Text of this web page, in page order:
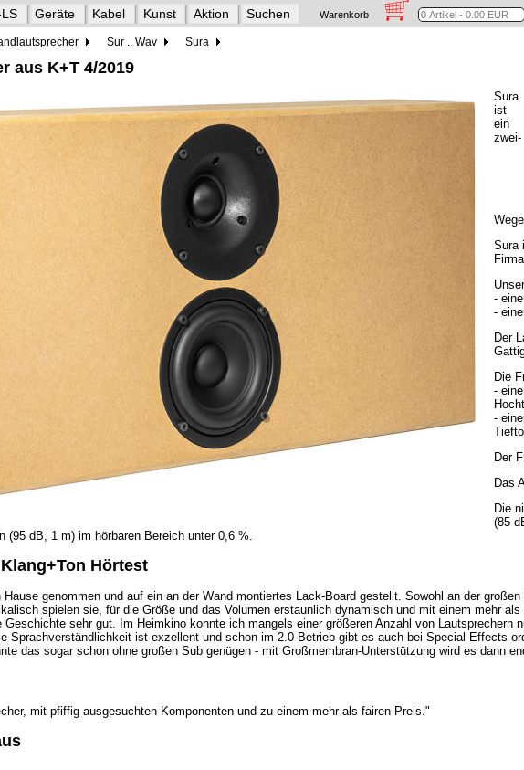
Geräte Kabel Kunst Aktion Suchen Warenkorb
Sur .. Wav Sura
aus K+T 4/2019
Sura
ist
ein
zwei-
Sura
-
-
Der
Die
-
-
Der
Das
Die
(85
(95 dB, 1 m) im hörbaren Bereich unter 0,6 %.
Hörtest
genommen und auf ein an der Wand montiertes Lack-Board gestellt. Sowohl an der
spielen sie, für die Größe und das Volumen erstaunlich dynamisch und mit einem mehr
sehr gut. Im Heimkino konnte ich mangels einer größeren Anzahl von Lautsprechern
Sprachverständlichkeit ist exzellent und schon im 2.0-Betrieb gibt es auch bei Special Effects
das sogar schon ohne großen Sub genügen - mit Großmembran-Unterstützung wird es dann
mit pfiffig ausgesuchten Komponenten und zu einem mehr als fairen Preis."